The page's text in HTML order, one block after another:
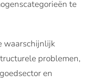
te
waarschijnlijk
problemen,
en